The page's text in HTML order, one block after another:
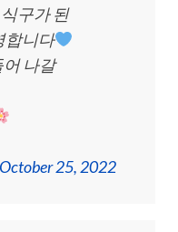
구가 된
합니다
어 나갈
October 25, 2022